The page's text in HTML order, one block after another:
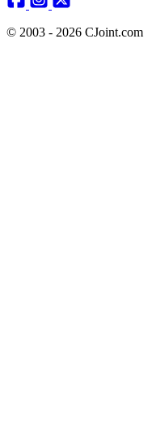
© 2003 - 2026 CJoint.com